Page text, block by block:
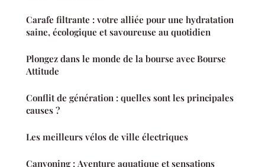
Carafe filtrante : votre alliée pour une hydratation
saine, écologique et savoureuse au quotidien
Plongez dans le monde de la bourse avec Bourse
Attitude
Conflit de génération : quelles sont les principales
causes ?
Les meilleurs vélos de ville électriques
Canyoning : Aventure aquatique et sensations